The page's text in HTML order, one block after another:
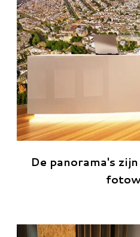
De panorama's